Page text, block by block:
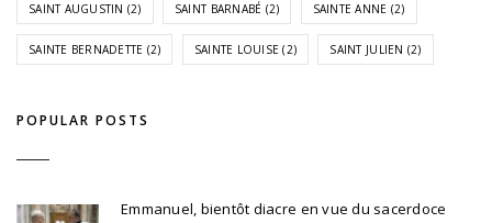
SAINT AUGUSTIN (2) SAINT BARNABÉ (2) SAINTE ANNE (2)
SAINTE BERNADETTE (2) SAINTE LOUISE (2) SAINT JULIEN (2)
POPULAR POSTS
Emmanuel, bientôt diacre en vue du sacerdoce